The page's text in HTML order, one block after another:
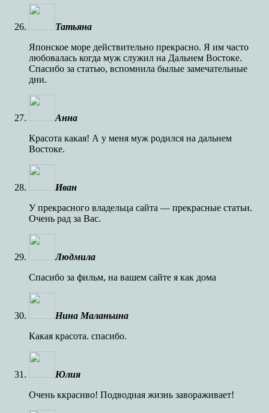
Татьяна
Японское море действительно прекрасно. Я им часто
любовалась когда муж служил на Дальнем Востоке.
Спасибо за статью, вспомнила былые замечательные
дни.
Анна
Красота какая! А у меня муж родился на дальнем
Востоке.
Иван
У прекрасного владельца сайта — прекрасные статьи.
Очень рад за Вас.
Людмила
Спасибо за фильм, на вашем сайте я как дома
Нина Маланьина
Какая красота. спасибо.
Юлия
Очень ккрасиво! Подводная жизнь завораживает!